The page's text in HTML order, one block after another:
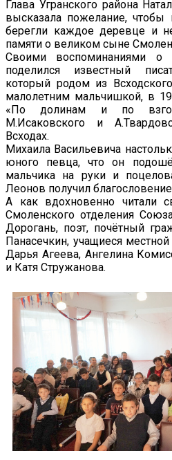
Глава Угранского района
высказала пожелание,
берегли каждое деревце и
памяти о великом сыне
Своими воспоминаниями о
поделился известный
который родом из
малолетним мальчишкой, в
«По долинам и по
М.Исаковского и
Всходах.
Михаила Васильевича
юного певца, что он
мальчика на руки и
Леонов получил
А как вдохновенно читали
Смоленского отделения
Дорогань, поэт, почётный
Панасечкин, учащиеся
Дарья Агеева, Ангелина
и Катя Стружанова.